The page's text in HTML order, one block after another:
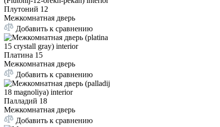
Плутоний 12
Межкомнатная дверь
Добавить к сравнению
Платина 15
Межкомнатная дверь
Добавить к сравнению
Палладий 18
Межкомнатная дверь
Добавить к сравнению